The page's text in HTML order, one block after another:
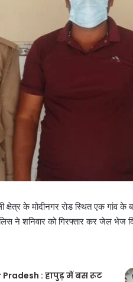
क्षेत्र के मोदीनगर रोड स्थित एक गांव
ने शनिवार को गिरफ्तार कर जेल भेज
: हापुड़ में बस रूट